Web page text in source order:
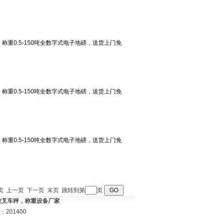
上一页 下一页 末页跳转到第
页
车秤，称重设备厂家
201400